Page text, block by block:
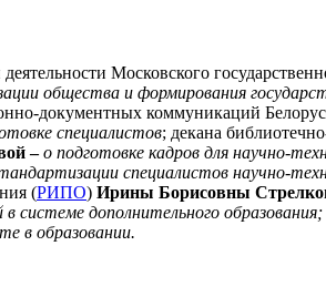
Московского
общества и формирования
документных коммуникаций
специалистов; декана
–о подготовке кадров для научно-
специалистов научно-
(РИПО) Ирины Борисовны
системе дополнительного образования;
в образовании.